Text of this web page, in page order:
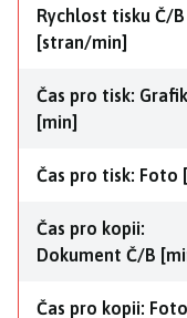
Rychlost tisku Č/B
[stran/min]
Čas pro tisk:
[min]
Čas pro tisk: Foto
Čas pro kopii:
Dokument Č/B
Čas pro kopii: Foto